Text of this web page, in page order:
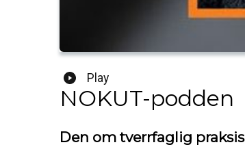
Play
NOKUT-podden
Den om tverrfaglig praksis